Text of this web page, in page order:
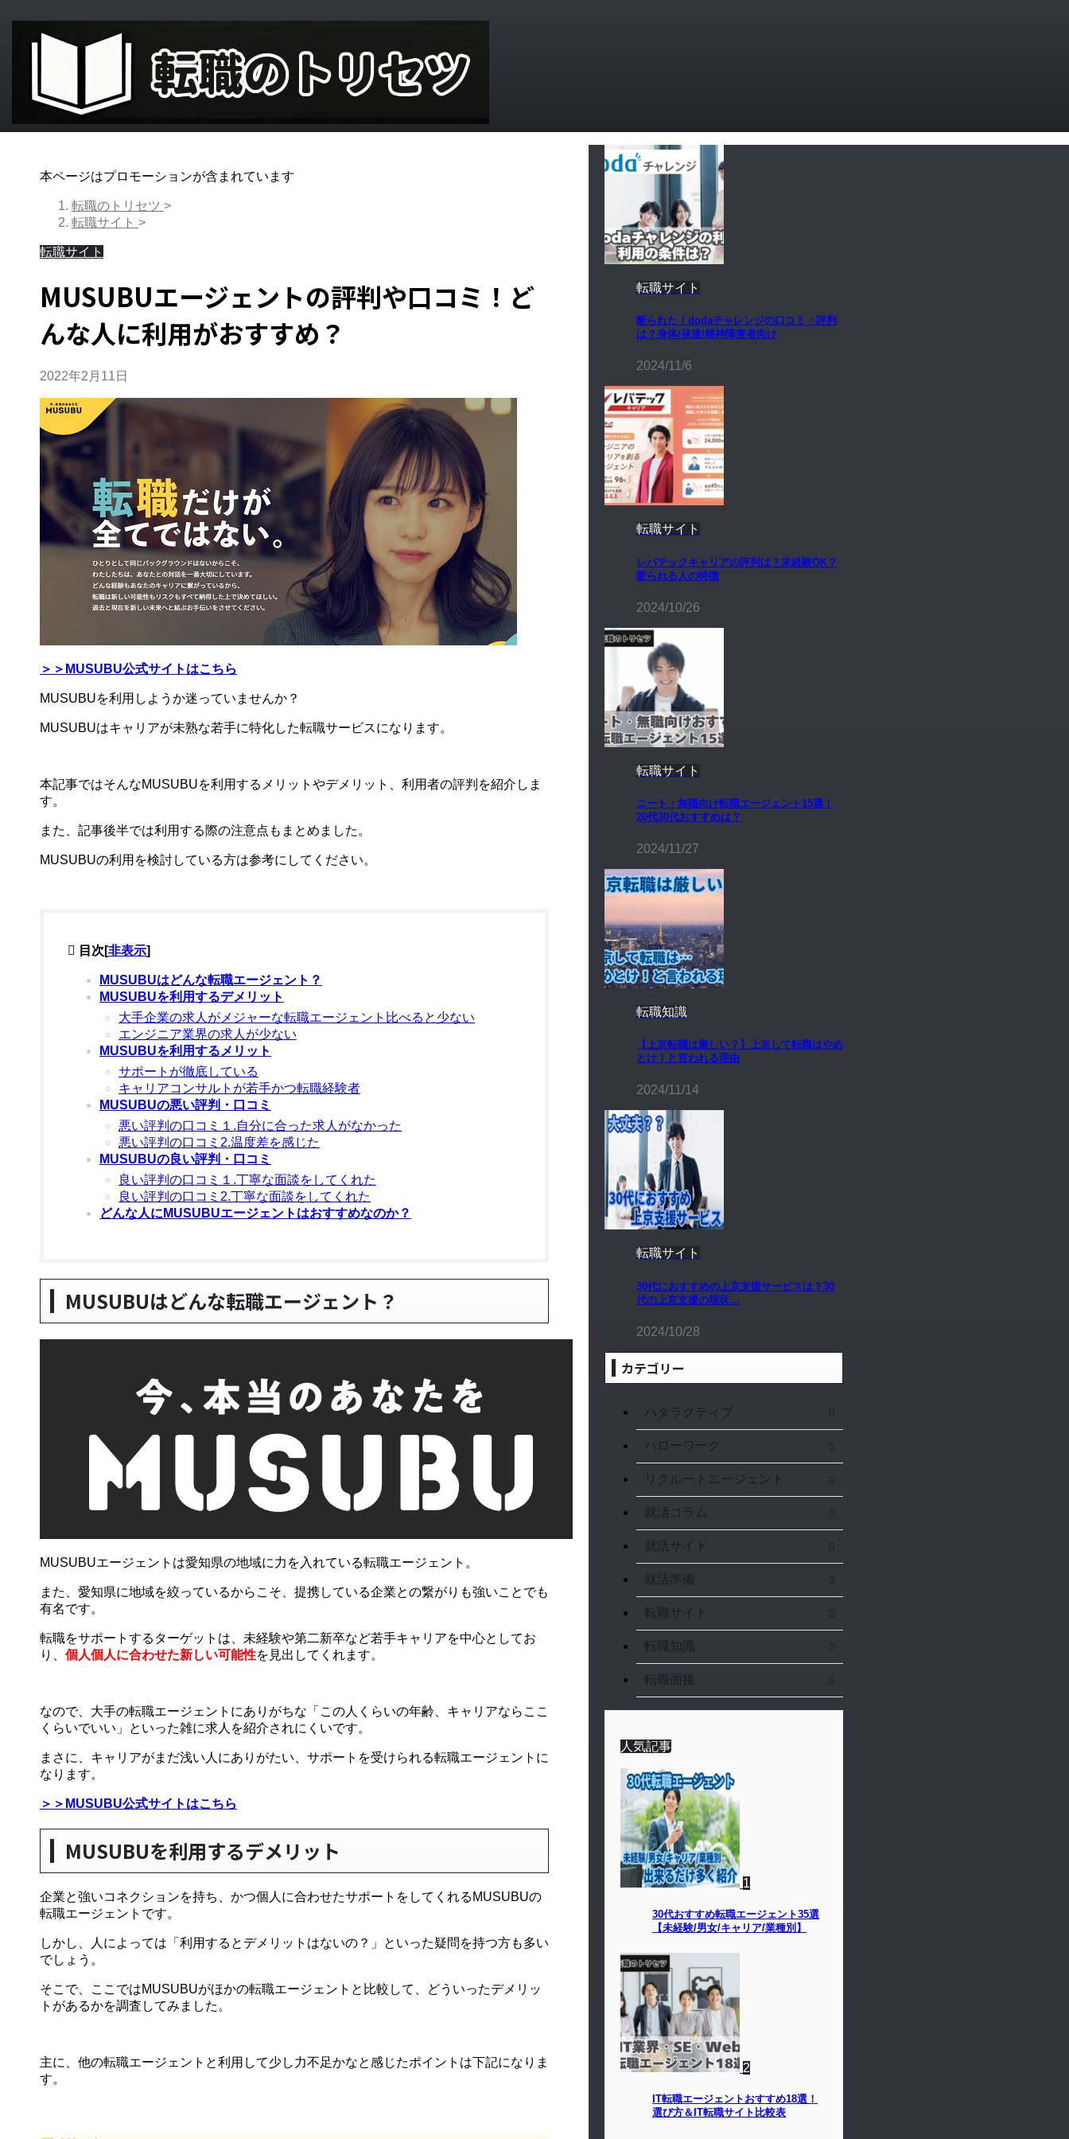
本ページはプロモーションが含まれています
転職のトリセツ >
転職サイト >
転職サイト
MUSUBUエージェントの評判や口コミ！ど
んな人に利用がおすすめ？
2022年2月11日
＞＞MUSUBU公式サイトはこちら
MUSUBUを利用しようか迷っていませんか？
MUSUBUはキャリアが未熟な若手に特化した転職サービスになります。
本記事ではそんなMUSUBUを利用するメリットやデメリット、利用者の評判を紹介しま
す。
また、記事後半では利用する際の注意点もまとめました。
MUSUBUの利用を検討している方は参考にしてください。
目次 [非表示]
MUSUBUはどんな転職エージェント？
MUSUBUを利用するデメリット
大手企業の求人がメジャーな転職エージェント比べると少ない
エンジニア業界の求人が少ない
MUSUBUを利用するメリット
サポートが徹底している
キャリアコンサルトが若手かつ転職経験者
MUSUBUの悪い評判・口コミ
悪い評判の口コミ１.自分に合った求人がなかった
悪い評判の口コミ2.温度差を感じた
MUSUBUの良い評判・口コミ
良い評判の口コミ１.丁寧な面談をしてくれた
良い評判の口コミ2.丁寧な面談をしてくれた
どんな人にMUSUBUエージェントはおすすめなのか？
MUSUBUはどんな転職エージェント？
MUSUBUエージェントは愛知県の地域に力を入れている転職エージェント。
また、愛知県に地域を絞っているからこそ、提携している企業との繋がりも強いことでも
有名です。
転職をサポートするターゲットは、未経験や第二新卒など若手キャリアを中心としてお
り、 個人個人に合わせた新しい可能性を見出してくれます。
なので、大手の転職エージェントにありがちな「この人くらいの年齢、キャリアならここ
くらいでいい」といった雑に求人を紹介されにくいです。
まさに、キャリアがまだ浅い人にありがたい、サポートを受けられる転職エージェントに
なります。
＞＞MUSUBU公式サイトはこちら
MUSUBUを利用するデメリット
企業と強いコネクションを持ち、かつ個人に合わせたサポートをしてくれるMUSUBUの
転職エージェントです。
しかし、人によっては「利用するとデメリットはないの？」といった疑問を持つ方も多い
でしょう。
そこで、ここではMUSUBUがほかの転職エージェントと比較して、どういったデメリッ
トがあるかを調査してみました。
主に、他の転職エージェントと利用して少し力不足かなと感じたポイントは下記になりま
す。
転職サイト
断られた！dodaチャレンジの口コミ・評判
は？身体/発達/精神障害者向け
2024/11/6
転職サイト
レバテックキャリアの評判は？未経験OK？
断られる人の特徴
2024/10/26
転職サイト
ニート・無職向け転職エージェント15選！
20代30代おすすめは？
2024/11/27
転職知識
【上京転職は厳しい？】上京して転職はやめ
とけ！と言われる理由
2024/11/14
転職サイト
30代におすすめの上京支援サービスは？30
代の上京支援の現状…
2024/10/28
カテゴリー
ハタラクティブ
ハローワーク
リクルートエージェント
就活コラム
就活サイト
就活準備
転職サイト
転職知識
転職面接
人気記事
1
30代おすすめ転職エージェント35選
【未経験/男女/キャリア/業種別】
2
IT転職エージェントおすすめ18選！
選び方＆IT転職サイト比較表